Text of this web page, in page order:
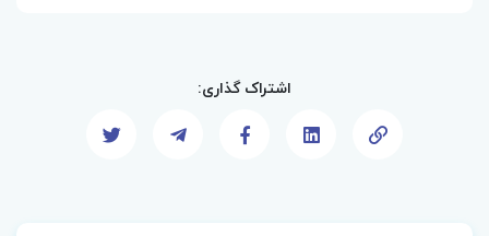
اشتراک گذاری: